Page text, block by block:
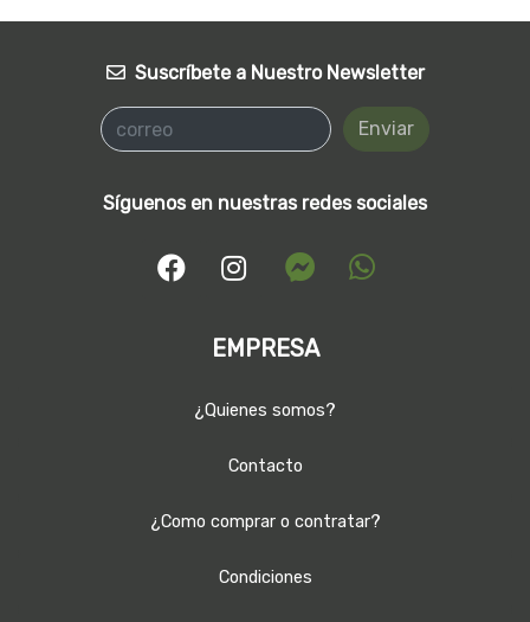
Suscríbete a Nuestro Newsletter
Enviar
Síguenos en nuestras redes sociales
EMPRESA
¿Quienes somos?
Contacto
¿Como comprar o contratar?
Condiciones